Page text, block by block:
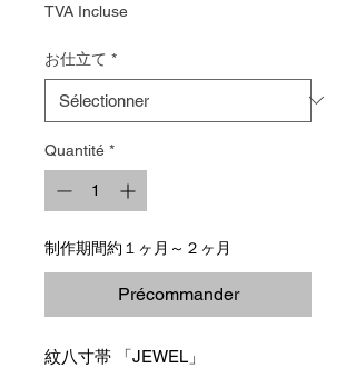
TVA Incluse
お仕立て *
Quantité *
制作期間約１ヶ月～２ヶ月
Précommander
紋八寸帯 「JEWEL」